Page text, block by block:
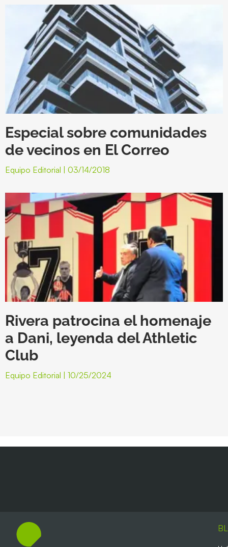
Especial sobre comunidades
de vecinos en El Correo
Equipo Editorial 03/14/2018
Rivera patrocina el homenaje
a Dani, leyenda del Athletic
Club
Equipo Editorial 10/25/2024